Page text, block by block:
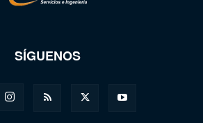
SÍGUENOS